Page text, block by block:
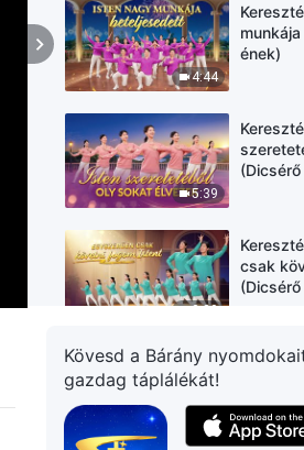
4:44
ének)
5:39
3:29
csak
5:12
Kövesd a Bárány
gazdag táplálékát!